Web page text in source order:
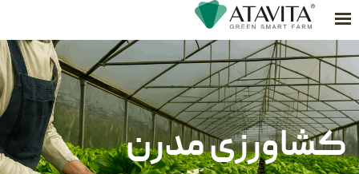
--- محصولات
ما کجا هستیم
تماس با ما
کشاورزی مدرن